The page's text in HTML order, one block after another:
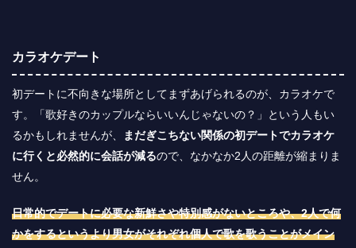
カラオケデート
初デートに不向きな場所としてまずあげられるのが、カラオケで
す。「歌好きのカップルならいいんじゃないの？」という人もい
るかもしれませんが、
まだぎこちない関係の初デートでカラオケ
に行くと必然的に会話が減るので、なかなか2人の距離が縮まりま
せん。
日常的でデートに必要な新鮮さや特別感がないところや、2人で何
かをするというより男女がそれぞれ個人で歌を歌うことがメイン